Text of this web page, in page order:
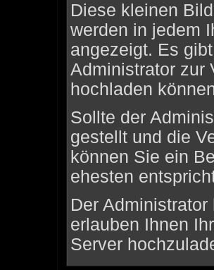
Diese kleinen
werden in jedem
angezeigt. Es
Administrator zur
hochladen
Sollte der
gestellt und die
können Sie ein
ehesten
Der
erlauben Ihnen
Server